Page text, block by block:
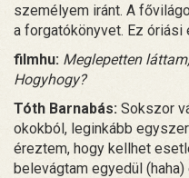
személyem iránt. A
a forgatókönyvet. Ez óriási
filmhu: Meglepetten
Hogyhogy?
Tóth Barnabás: Sokszor
okokból, leginkább
éreztem, hogy kellhet
belevágtam egyedül